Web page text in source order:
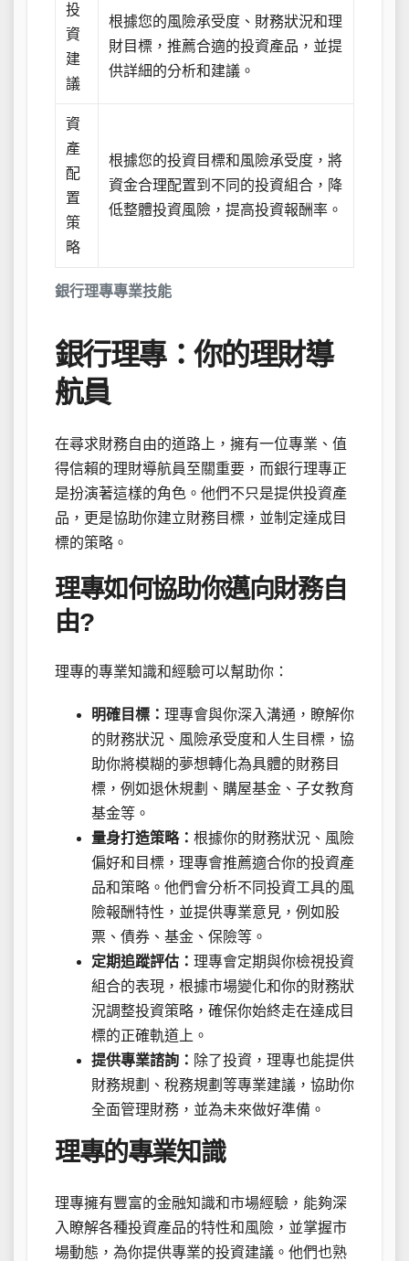
銀行理專專業技能
投
資
建
議
根據您的風險承受度、財務狀況和理
財目標，推薦合適的投資產品，並提
供詳細的分析和建議。
資
產
配
置
策
略
根據您的投資目標和風險承受度，將
資金合理配置到不同的投資組合，降
低整體投資風險，提高投資報酬率。
銀行理專：你的理財導
航員
在尋求財務自由的道路上，擁有一位專業、值
得信賴的理財導航員至關重要，而銀行理專正
是扮演著這樣的角色。他們不只是提供投資產
品，更是協助你建立財務目標，並制定達成目
標的策略。
理專如何協助你邁向財務自
由?
理專的專業知識和經驗可以幫助你：
明確目標： 理專會與你深入溝通，瞭解你
的財務狀況、風險承受度和人生目標，協
助你將模糊的夢想轉化為具體的財務目
標，例如退休規劃、購屋基金、子女教育
基金等。
量身打造策略： 根據你的財務狀況、風險
偏好和目標，理專會推薦適合你的投資產
品和策略。他們會分析不同投資工具的風
險報酬特性，並提供專業意見，例如股
票、債券、基金、保險等。
定期追蹤評估： 理專會定期與你檢視投資
組合的表現，根據市場變化和你的財務狀
況調整投資策略，確保你始終走在達成目
標的正確軌道上。
提供專業諮詢： 除了投資，理專也能提供
財務規劃、稅務規劃等專業建議，協助你
全面管理財務，並為未來做好準備。
理專的專業知識
理專擁有豐富的金融知識和市場經驗，能夠深
入瞭解各種投資產品的特性和風險，並掌握市
場動態，為你提供專業的投資建議。他們也熟